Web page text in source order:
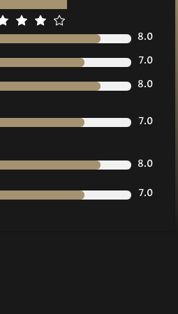
8.0
7.0
8.0
7.0
8.0
7.0